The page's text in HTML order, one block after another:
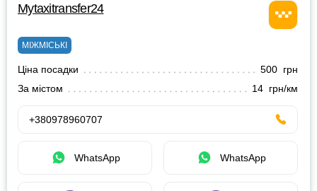
Mytaxitransfer24
МІЖМІСЬКІ
Ціна посадки
500 грн
За містом
14 грн/км
+380978960707
WhatsApp WhatsApp